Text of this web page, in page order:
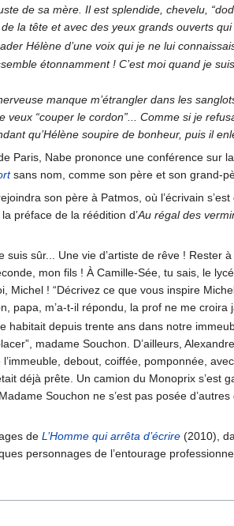
de sa mère. Il est splendide, chevelu,
la tête et avec des yeux grands ouverts
Hélène d’une voix qui je ne lui
étonnamment ! C’est moi quand je
manque m’étrangler dans les
“couper le cordon”... Comme si je
qu’Hélène soupire de bonheur, puis il
Paris, Nabe prononce une conférence sur
sans nom, comme son père et son grand-
son père à Patmos, où l’écrivain
préface de la réédition d’Au régal des
suis sûr... Une vie d’artiste de rêve !
mon fils ! À Camille-Sée, tu sais, le
Michel ! “Décrivez ce que vous inspire
papa, m’a-t-il répondu, la prof ne me
habitait depuis trente ans dans notre
madame Souchon. D’ailleurs,
debout, coiffée, pomponnée,
déjà prête. Un camion du Monoprix
Souchon ne s’est pas posée
de L’Homme qui arrêta d’écrire (2010),
personnages de l’entourage